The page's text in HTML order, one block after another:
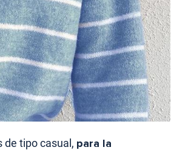
de tipo casual, para la